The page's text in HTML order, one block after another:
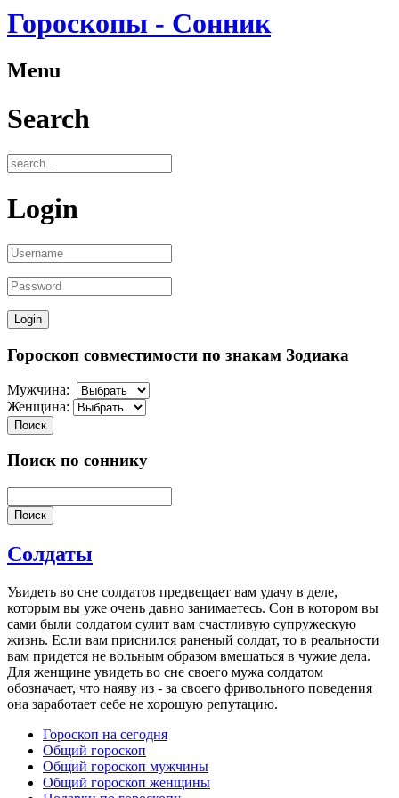
Гороскопы - Сонник
Menu
Search
Login
Гороскоп совместимости по знакам Зодиака
Мужчина:
Женщина:
Поиск
Поиск по соннику
Поиск
Солдаты
Увидеть во сне солдатов предвещает вам удачу в деле,
которым вы уже очень давно занимаетесь. Сон в котором вы
сами были солдатом сулит вам счастливую супружескую
жизнь. Если вам приснился раненый солдат, то в реальности
вам придется не вольным образом вмешаться в чужие дела.
Для женщине увидеть во сне своего мужа солдатом
обозначает, что наяву из - за своего фривольного поведения
она заработает себе не хорошую репутацию.
Гороскоп на сегодня
Общий гороскоп
Общий гороскоп мужчины
Общий гороскоп женщины